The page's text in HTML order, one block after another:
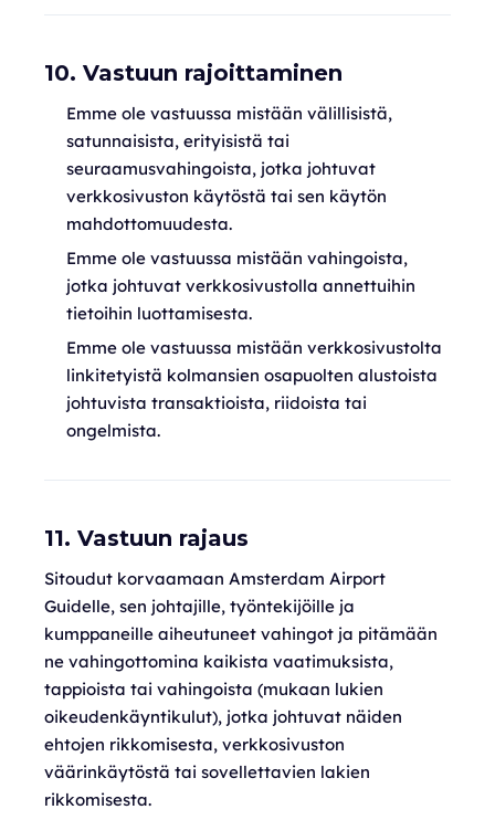
10. Vastuun rajoittaminen
Emme ole vastuussa mistään välillisistä,
satunnaisista, erityisistä tai
seuraamusvahingoista, jotka johtuvat
verkkosivuston käytöstä tai sen käytön
mahdottomuudesta.
Emme ole vastuussa mistään vahingoista,
jotka johtuvat verkkosivustolla annettuihin
tietoihin luottamisesta.
Emme ole vastuussa mistään verkkosivustolta
linkitetyistä kolmansien osapuolten alustoista
johtuvista transaktioista, riidoista tai
ongelmista.
11. Vastuun rajaus
Sitoudut korvaamaan Amsterdam Airport
Guidelle, sen johtajille, työntekijöille ja
kumppaneille aiheutuneet vahingot ja pitämään
ne vahingottomina kaikista vaatimuksista,
tappioista tai vahingoista (mukaan lukien
oikeudenkäyntikulut), jotka johtuvat näiden
ehtojen rikkomisesta, verkkosivuston
väärinkäytöstä tai sovellettavien lakien
rikkomisesta.